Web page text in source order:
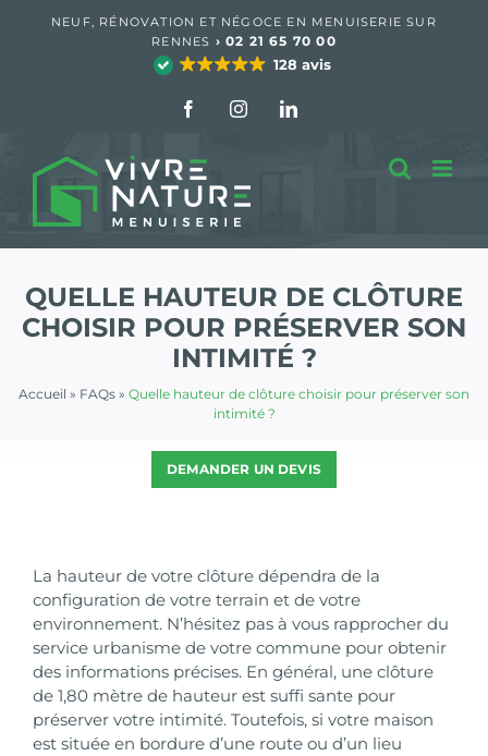
NEUF, RÉNOVATION ET NÉGOCE EN MENUISERIE SUR
RENNES › 02 21 65 70 00
128 avis
FacebookInstagramLinkedIn
QUELLE HAUTEUR DE CLÔTURE
CHOISIR POUR PRÉSERVER SON
INTIMITÉ ?
Accueil » FAQs » Quelle hauteur de clôture choisir pour préserver son
intimité ?
DEMANDER UN DEVIS
La hauteur de votre clôture dépendra de la
configuration de votre terrain et de votre
environnement. N’hésitez pas à vous rapprocher du
service urbanisme de votre commune pour obtenir
des informations précises. En général, une clôture
de 1,80 mètre de hauteur est suffi sante pour
préserver votre intimité. Toutefois, si votre maison
est située en bordure d’une route ou d’un lieu